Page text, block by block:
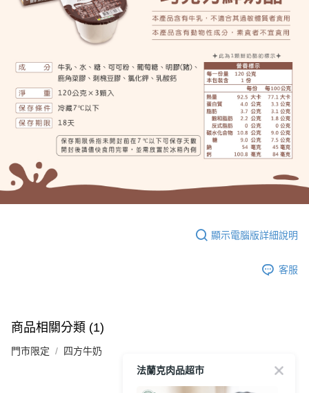
顯示電腦版詳細說明
客服
商品相關分類 (1)
門市限定 四方牛奶
法蘭克肉品超市